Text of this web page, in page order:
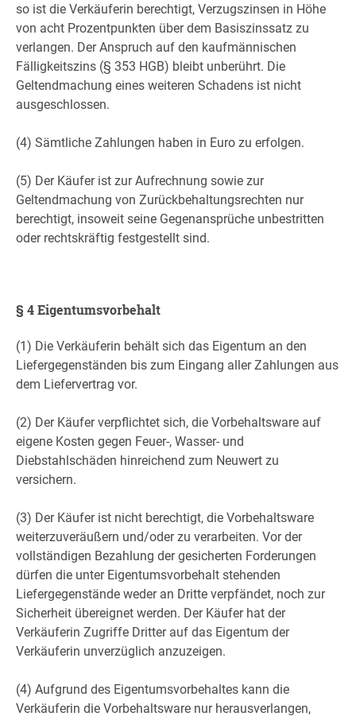
so ist die Verkäuferin berechtigt, Verzugszinsen in Höhe
von acht Prozentpunkten über dem Basiszinssatz zu
verlangen. Der Anspruch auf den kaufmännischen
Fälligkeitszins (§ 353 HGB) bleibt unberührt. Die
Geltendmachung eines weiteren Schadens ist nicht
ausgeschlossen.
(4) Sämtliche Zahlungen haben in Euro zu erfolgen.
(5) Der Käufer ist zur Aufrechnung sowie zur
Geltendmachung von Zurückbehaltungsrechten nur
berechtigt, insoweit seine Gegenansprüche unbestritten
oder rechtskräftig festgestellt sind.
§ 4 Eigentumsvorbehalt
(1) Die Verkäuferin behält sich das Eigentum an den
Liefergegenständen bis zum Eingang aller Zahlungen aus
dem Liefervertrag vor.
(2) Der Käufer verpflichtet sich, die Vorbehaltsware auf
eigene Kosten gegen Feuer-, Wasser- und
Diebstahlschäden hinreichend zum Neuwert zu
versichern.
(3) Der Käufer ist nicht berechtigt, die Vorbehaltsware
weiterzuveräußern und/oder zu verarbeiten. Vor der
vollständigen Bezahlung der gesicherten Forderungen
dürfen die unter Eigentumsvorbehalt stehenden
Liefergegenstände weder an Dritte verpfändet, noch zur
Sicherheit übereignet werden. Der Käufer hat der
Verkäuferin Zugriffe Dritter auf das Eigentum der
Verkäuferin unverzüglich anzuzeigen.
(4) Aufgrund des Eigentumsvorbehaltes kann die
Verkäuferin die Vorbehaltsware nur herausverlangen,